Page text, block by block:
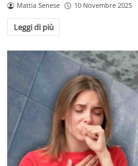
Mattia Senese 10 Novembre 2025
Leggi di più